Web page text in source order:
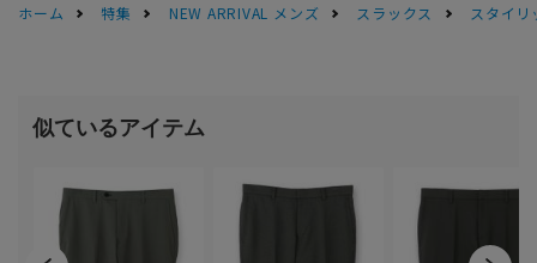
ホーム
特集 NEW ARRIVAL メンズ スラックス スタイ